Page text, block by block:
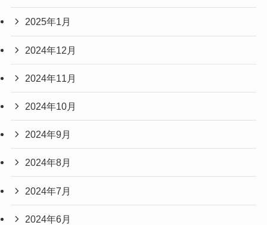
2025年1月
2024年12月
2024年11月
2024年10月
2024年9月
2024年8月
2024年7月
2024年6月